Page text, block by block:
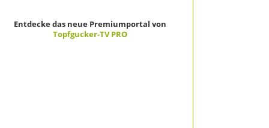
Entdecke das neue Premiumportal von
Topfgucker-TV PRO